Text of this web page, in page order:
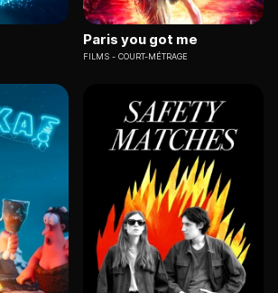
Paris you got me
FILMS COURT-MÉTRAGE